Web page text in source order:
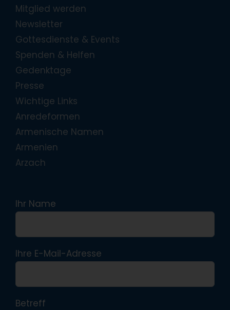
Mitglied werden
Newsletter
Gottesdienste & Events
Spenden & Helfen
Gedenktage
Presse
Wichtige Links
Anredeformen
Armenische Namen
Armenien
Arzach
Ihr Name
Ihre E-Mail-Adresse
Betreff